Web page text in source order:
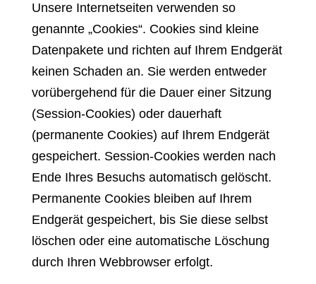
Unsere Internetseiten verwenden so
genannte „Cookies“. Cookies sind kleine
Datenpakete und richten auf Ihrem Endgerät
keinen Schaden an. Sie werden entweder
vorübergehend für die Dauer einer Sitzung
(Session-Cookies) oder dauerhaft
(permanente Cookies) auf Ihrem Endgerät
gespeichert. Session-Cookies werden nach
Ende Ihres Besuchs automatisch gelöscht.
Permanente Cookies bleiben auf Ihrem
Endgerät gespeichert, bis Sie diese selbst
löschen oder eine automatische Löschung
durch Ihren Webbrowser erfolgt.